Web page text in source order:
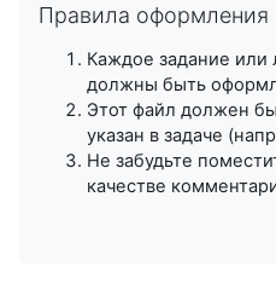
Правила оформления
Каждое задание или
должны быть
Этот файл должен
указан в задаче
Не забудьте
качестве